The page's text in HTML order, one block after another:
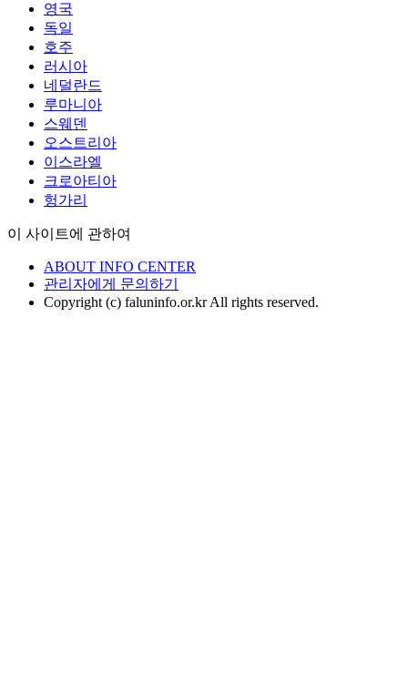
영국
독일
호주
러시아
네덜란드
루마니아
스웨덴
오스트리아
이스라엘
크로아티아
헝가리
이 사이트에 관하여
ABOUT INFO CENTER
관리자에게 문의하기
Copyright (c) faluninfo.or.kr All rights reserved.